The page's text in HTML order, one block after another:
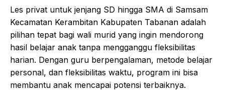
Les privat untuk jenjang SD hingga SMA di Samsam
Kecamatan Kerambitan Kabupaten Tabanan adalah
pilihan tepat bagi wali murid yang ingin mendorong
hasil belajar anak tanpa mengganggu fleksibilitas
harian. Dengan guru berpengalaman, metode belajar
personal, dan fleksibilitas waktu, program ini bisa
membantu anak mencapai potensi terbaiknya.